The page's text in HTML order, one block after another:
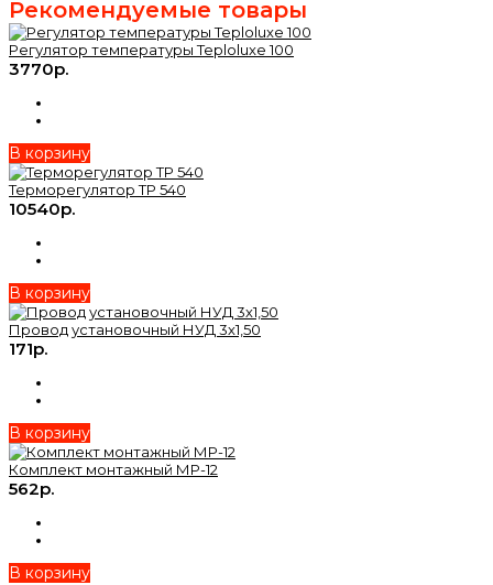
Рекомендуемые товары
Регулятор температуры Teploluxe 100
3770р.
В корзину
Терморегулятор ТР 540
10540р.
В корзину
Провод установочный НУД 3х1,50
171р.
В корзину
Комплект монтажный МР-12
562р.
В корзину